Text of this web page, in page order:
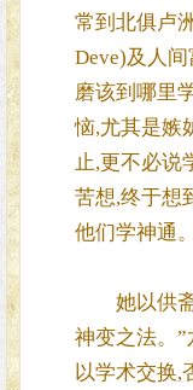
常到北俱卢
Deve)及人
磨该到哪里
恼,尤其是嫉
止,更不必说
苦想,终于想
他们学神通。
她以供斋
神变之法。
以学术交换,